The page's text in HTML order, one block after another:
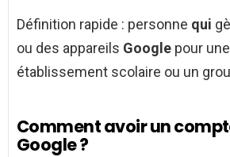
Définition rapide : personne qui
ou des appareils Google pour
établissement scolaire ou un
Comment avoir un
Google ?